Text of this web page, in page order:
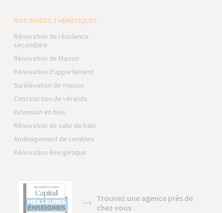
NOS GUIDES THÉMATIQUES
Rénovation de résidence
secondaire
Rénovation de Maison
Rénovation d'appartement
Surélévation de maison
Construction de véranda
Extension en bois
Rénovation de salle de bain
Aménagement de combles
Rénovation énergétique
Trouvez une agence près de
chez vous